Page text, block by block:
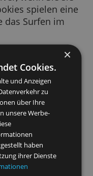
schneller
wenn Sie
Cookies spielen
das Surfen im
viele Zwecke.
Cookies zurück,
zu
schalten,
zu erfassen, Sie
Diensten zu
Cookies.
und Anzeigen
Datenverkehr zu
über Ihre
an unsere Werbe-